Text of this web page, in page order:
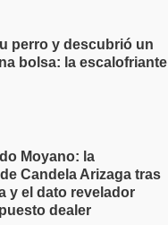
perro y descubrió un
bolsa: la escalofriante
Moyano: la
Candela Arizaga tras
y el dato revelador
dealer